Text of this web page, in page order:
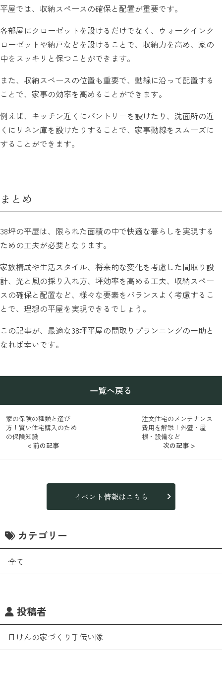
平屋では、収納スペースの確保と配置が重要です。
各部屋にクローゼットを設けるだけでなく、ウォークインク
ローゼットや納戸などを設けることで、収納力を高め、家の
中をスッキリと保つことができます。
また、収納スペースの位置も重要で、動線に沿って配置する
ことで、家事の効率を高めることができます。
例えば、キッチン近くにパントリーを設けたり、洗面所の近
くにリネン庫を設けたりすることで、家事動線をスムーズに
することができます。
まとめ
38坪の平屋は、限られた面積の中で快適な暮らしを実現する
ための工夫が必要となります。
家族構成や生活スタイル、将来的な変化を考慮した間取り設
計、光と風の採り入れ方、坪効率を高める工夫、収納スペー
スの確保と配置など、様々な要素をバランスよく考慮するこ
とで、理想の平屋を実現できるでしょう。
この記事が、最適な38坪平屋の間取りプランニングの一助と
なれば幸いです。
< 前の記事
家の保険の種類と選び
方！賢い住宅購入のため
の保険知識
一覧へ戻る
注文住宅のメンテナンス
費用を解説！外壁・屋
根・設備など
次の記事 >
イベント情報はこちら
カテゴリー
全て
投稿者
日けんの家づくり手伝い隊